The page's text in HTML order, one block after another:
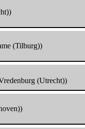
(Tilburg))
(Utrecht))